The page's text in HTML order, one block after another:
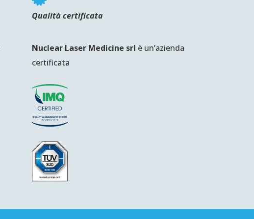
Qualità certificata
Nuclear Laser Medicine srl è un’azienda
certificata